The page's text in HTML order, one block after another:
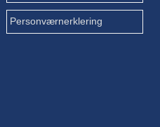
Personværnerklering